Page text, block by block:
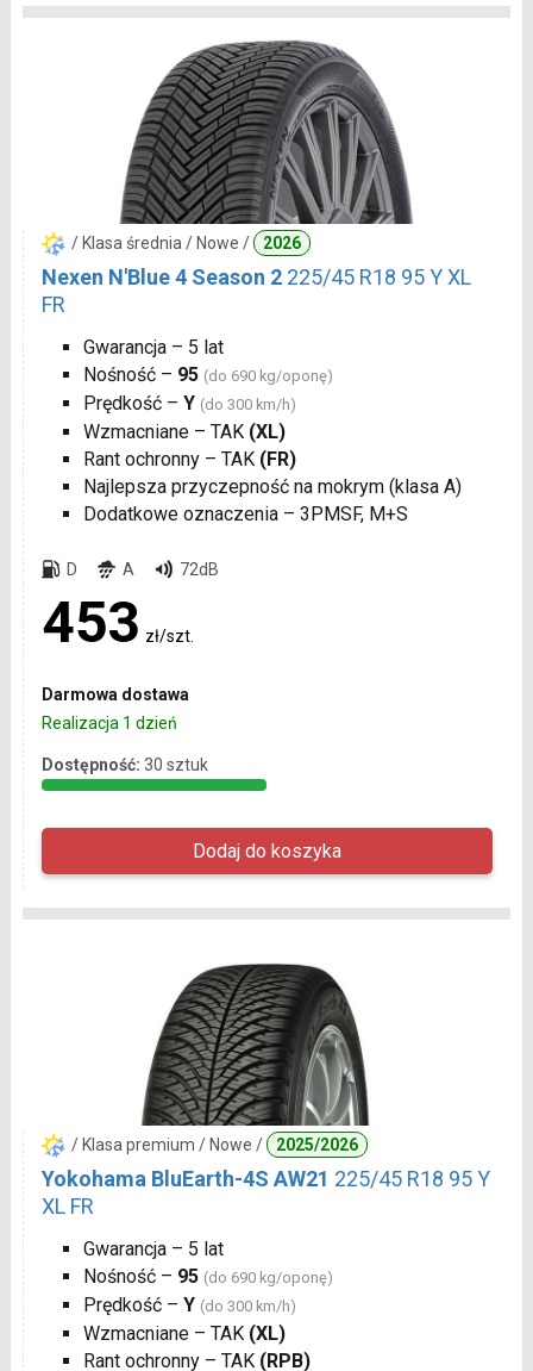
/ Klasa średnia / Nowe / 2026
Nexen N'Blue 4 Season 2 225/45 R18 95 Y XL
FR
Gwarancja – 5 lat
Nośność – 95 (do 690 kg/oponę)
Prędkość – Y (do 300 km/h)
Wzmacniane – TAK (XL)
Rant ochronny – TAK (FR)
Najlepsza przyczepność na mokrym (klasa A)
Dodatkowe oznaczenia – 3PMSF, M+S
D A 72dB
453 zł/szt.
Darmowa dostawa
Realizacja 1 dzień
Dostępność: 30 sztuk
/ Klasa premium / Nowe / 2025/2026
Yokohama BluEarth-4S AW21 225/45 R18 95 Y
XL FR
Gwarancja – 5 lat
Nośność – 95 (do 690 kg/oponę)
Prędkość – Y (do 300 km/h)
Wzmacniane – TAK (XL)
Rant ochronny – TAK (RPB)